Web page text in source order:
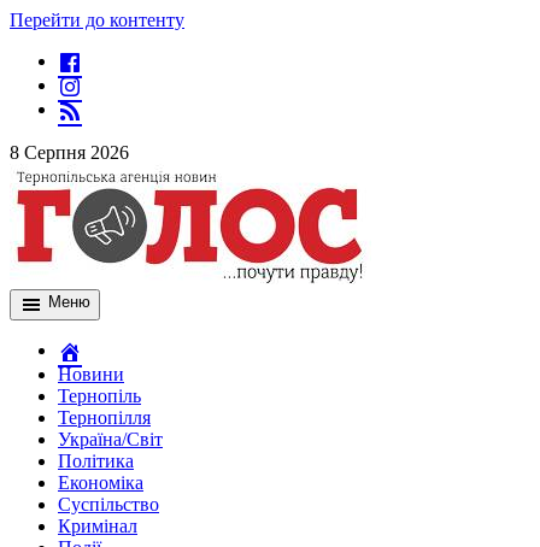
Перейти до контенту
8 Серпня 2026
Меню
Новини
Тернопіль
Тернопілля
Україна/Світ
Політика
Економіка
Суспільство
Кримінал